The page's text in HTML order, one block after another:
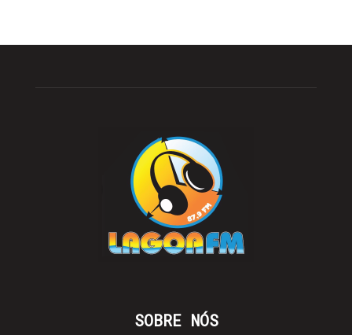
SOBRE NÓS